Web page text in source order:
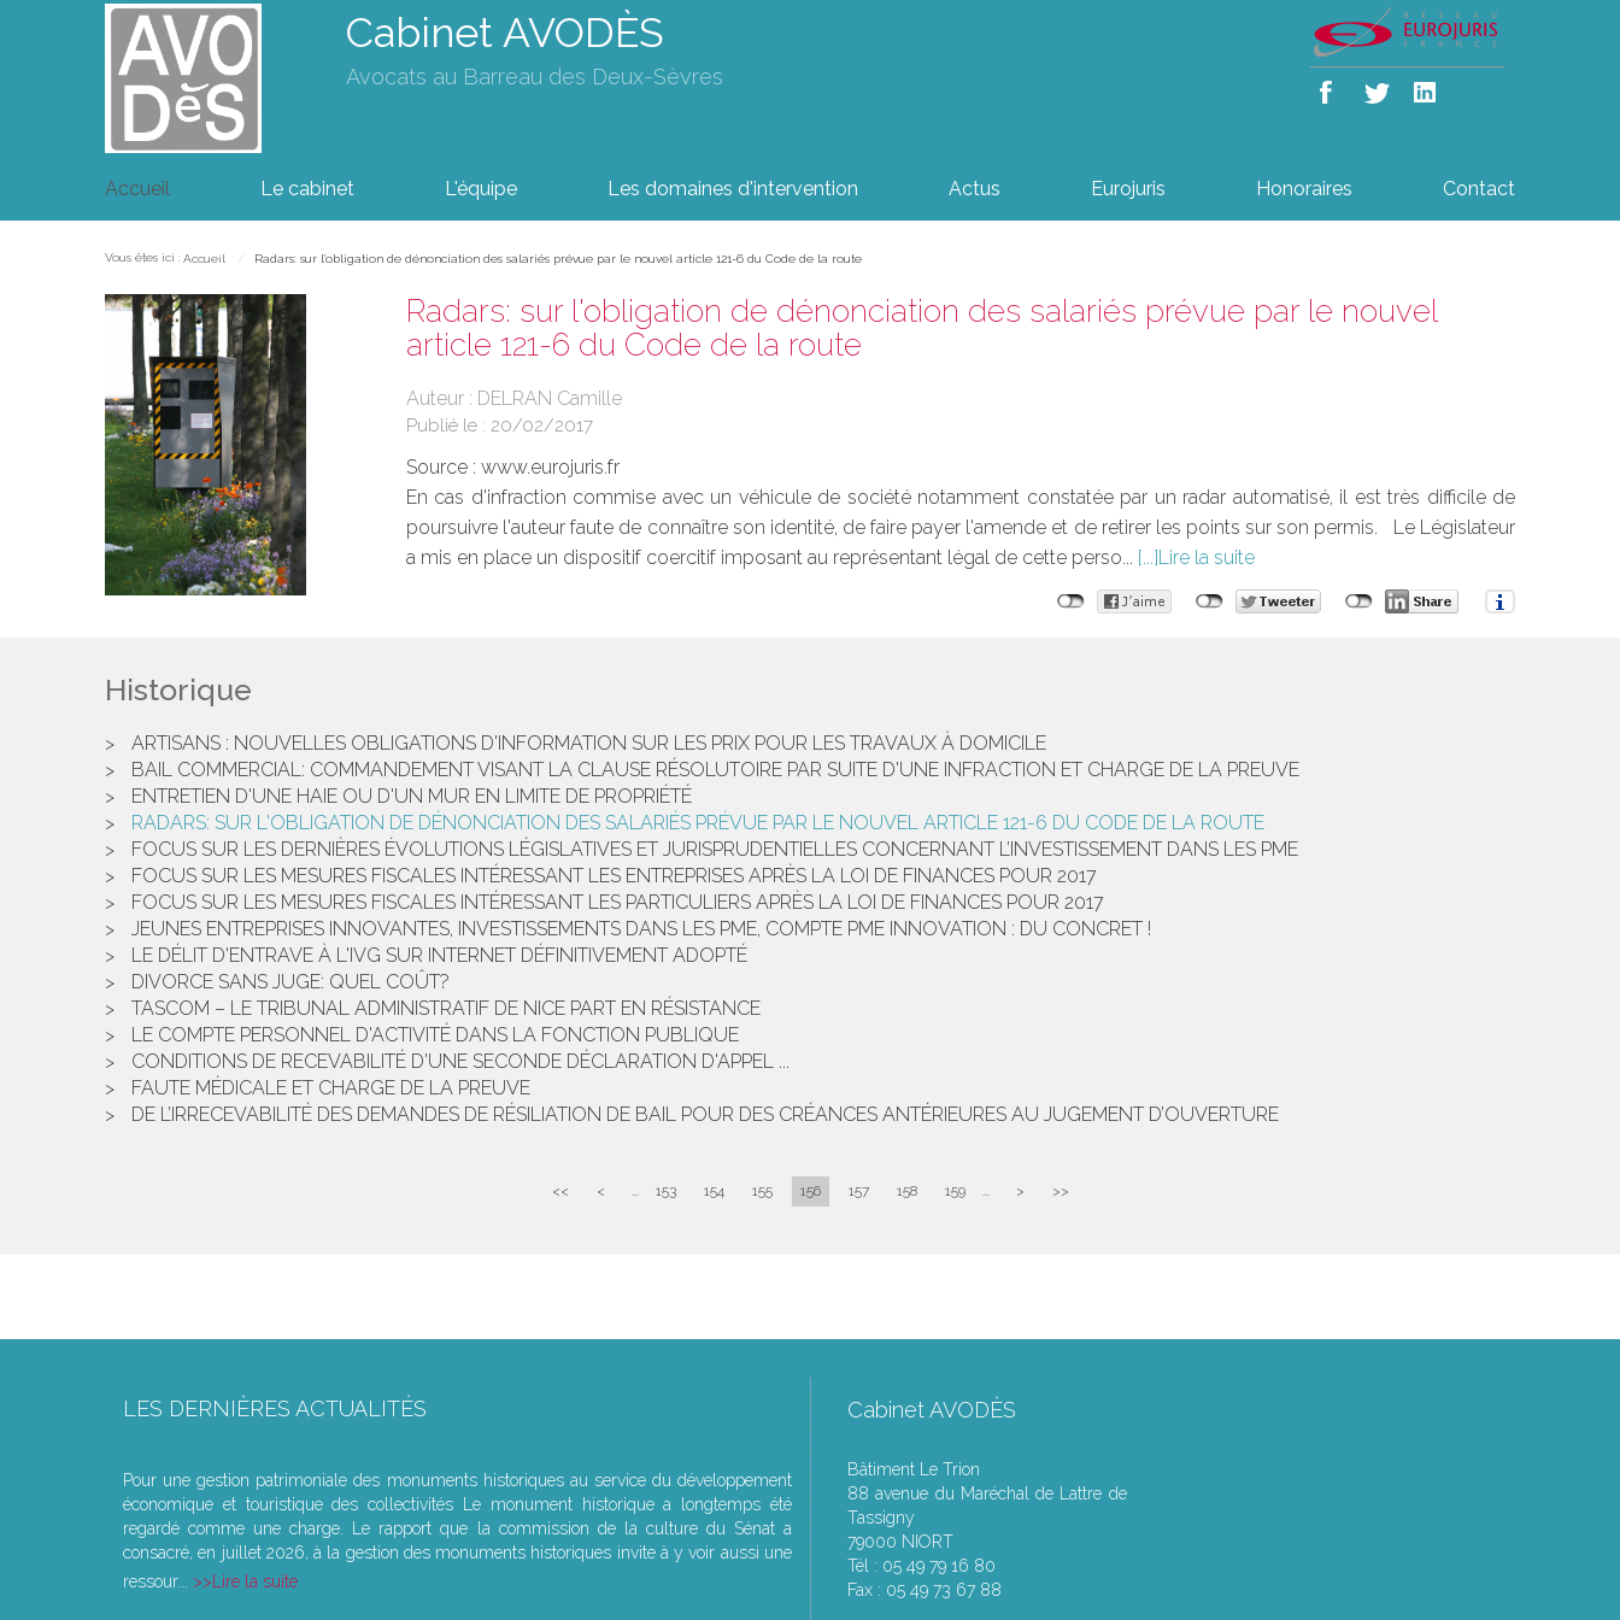
Cabinet AVODÈS
Avocats au Barreau des Deux-Sèvres
Accueil Le cabinet L'équipe Les domaines d'intervention Actus Eurojuris Honoraires Contact
Vous êtes ici : Accueil Radars: sur l'obligation de dénonciation des salariés prévue par le nouvel article 121-6 du Code de la route
Radars: sur l'obligation de dénonciation des salariés prévue par le nouvel
article 121-6 du Code de la route
Auteur : DELRAN Camille
Publié le : 20/02/2017
Source : www.eurojuris.fr
En cas d'infraction commise avec un véhicule de société notamment constatée par un radar automatisé, il est très difficile de
poursuivre l'auteur faute de connaître son identité, de faire payer l'amende et de retirer les points sur son permis. Le Législateur
a mis en place un dispositif coercitif imposant au représentant légal de cette perso...
Lire la suite
Historique
ARTISANS : NOUVELLES OBLIGATIONS D'INFORMATION SUR LES PRIX POUR LES TRAVAUX À DOMICILE
BAIL COMMERCIAL: COMMANDEMENT VISANT LA CLAUSE RÉSOLUTOIRE PAR SUITE D'UNE INFRACTION ET CHARGE DE LA PREUVE
ENTRETIEN D'UNE HAIE OU D'UN MUR EN LIMITE DE PROPRIÉTÉ
RADARS: SUR L'OBLIGATION DE DÉNONCIATION DES SALARIÉS PRÉVUE PAR LE NOUVEL ARTICLE 121-6 DU CODE DE LA ROUTE
FOCUS SUR LES DERNIÈRES ÉVOLUTIONS LÉGISLATIVES ET JURISPRUDENTIELLES CONCERNANT L’INVESTISSEMENT DANS LES PME
FOCUS SUR LES MESURES FISCALES INTÉRESSANT LES ENTREPRISES APRÈS LA LOI DE FINANCES POUR 2017
FOCUS SUR LES MESURES FISCALES INTÉRESSANT LES PARTICULIERS APRÈS LA LOI DE FINANCES POUR 2017
JEUNES ENTREPRISES INNOVANTES, INVESTISSEMENTS DANS LES PME, COMPTE PME INNOVATION : DU CONCRET !
LE DÉLIT D'ENTRAVE À L'IVG SUR INTERNET DÉFINITIVEMENT ADOPTÉ
DIVORCE SANS JUGE: QUEL COÛT?
TASCOM – LE TRIBUNAL ADMINISTRATIF DE NICE PART EN RÉSISTANCE
LE COMPTE PERSONNEL D'ACTIVITÉ DANS LA FONCTION PUBLIQUE
CONDITIONS DE RECEVABILITÉ D'UNE SECONDE DÉCLARATION D'APPEL ...
FAUTE MÉDICALE ET CHARGE DE LA PREUVE
DE L’IRRECEVABILITÉ DES DEMANDES DE RÉSILIATION DE BAIL POUR DES CRÉANCES ANTÉRIEURES AU JUGEMENT D’OUVERTURE
<< < ... 153 154 155 156 157 158 159 ... > >>
LES DERNIÈRES ACTUALITÉS
Pour une gestion patrimoniale des monuments historiques au service du développement
économique et touristique des collectivités Le monument historique a longtemps été
regardé comme une charge. Le rapport que la commission de la culture du Sénat a
consacré, en juillet 2026, à la gestion des monuments historiques invite à y voir aussi une
ressour...
Lire la suite
Cabinet AVODÈS
Bâtiment Le Trion
88 avenue du Maréchal de Lattre de
Tassigny
79000 NIORT
Tél : 05 49 79 16 80
Fax : 05 49 73 67 88